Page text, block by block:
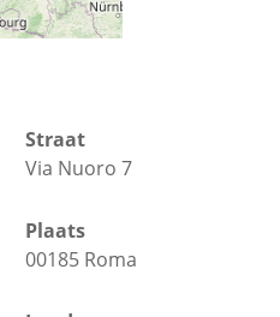
Straat
Via Nuoro 7
Plaats
00185 Roma